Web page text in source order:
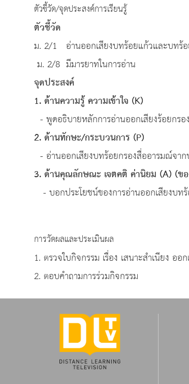
ตัวชี้วัด/จุดประสงค์การเรียนรู้
ตัวชี้วัด
ม. 2/1 อ่านออกเสียงบทร้อยแก้วและบทร้อ
ม. 2/8 มีมารยาทในการอ่าน
จุดประสงค์
1. ด้านความรู้ ความเข้าใจ (K)
- พูดอธิบายหลักการอ่านออกเสียงร้อยกร
2. ด้านทักษะ/กระบวนการ (P)
- อ่านออกเสียงบทร้อยกรองสื่ออารมณ์จา
3. ด้านคุณลักษณะ เจตคติ ค่านิยม (A) (ข
- บอกประโยชน์ของการอ่านออกเสียงบ
การวัดผลและประเมินผล
1. ตรวจใบกิจกรรม เรื่อง เสนาะสำเนียง ออ
2. ตอบคำถามการร่วมกิจกรรม